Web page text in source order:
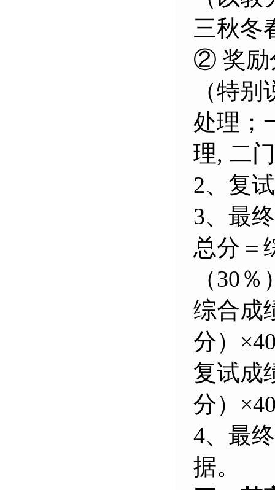
三秋冬
② 奖励
（特
处理；
理, 二
2、 复
3、最
总分＝
（30％
综合成
分）
复试成
分）
4、最
据。